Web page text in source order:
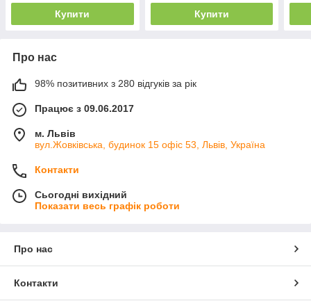
Купити Купити
Про нас
98% позитивних з 280 відгуків за рік
Працює з 09.06.2017
м. Львів
вул.Жовківська, будинок 15 офіс 53, Львів, Україна
Контакти
Сьогодні вихідний
Показати весь графік роботи
Про нас
Контакти